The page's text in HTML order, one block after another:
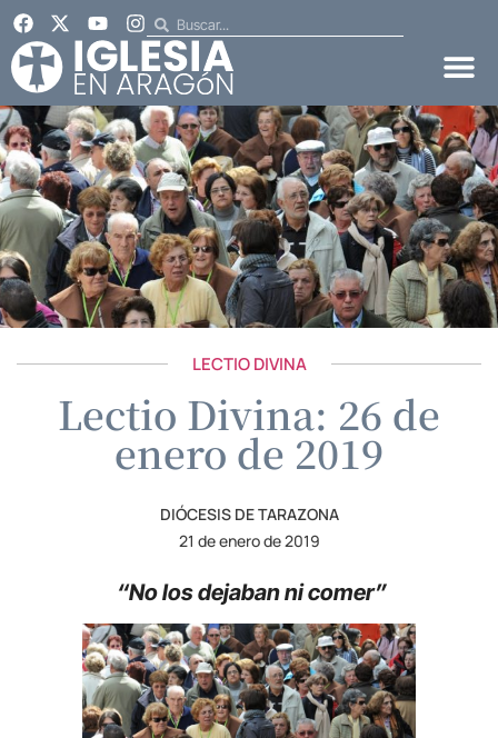
LECTIO DIVINA
Lectio Divina: 26 de
enero de 2019
DIÓCESIS DE TARAZONA
21 de enero de 2019
“No los dejaban ni comer”